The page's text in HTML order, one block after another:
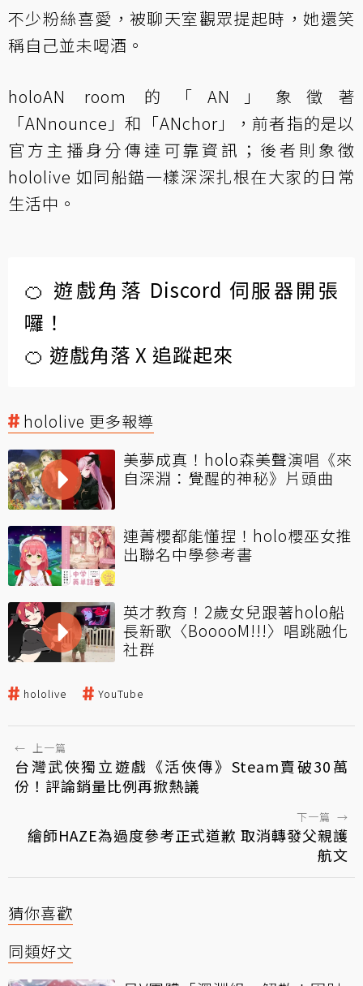
不少粉絲喜愛，被聊天室觀眾提起時，她還笑
稱自己並未喝酒。
holoAN room 的「AN」象徵著
「ANnounce」和「ANchor」，前者指的是以
官方主播身分傳達可靠資訊；後者則象徵
hololive 如同船錨一樣深深扎根在大家的日常
生活中。
🍊 遊戲角落 Discord 伺服器開張
囉！
🍊 遊戲角落 X 追蹤起來
hololive 更多報導
美夢成真！holo森美聲演唱《來
自深淵：覺醒的神秘》片頭曲
連菁櫻都能懂捏！holo櫻巫女推
出聯名中學參考書
英才教育！2歲女兒跟著holo船
長新歌〈BooooM!!!〉唱跳融化
社群
hololive YouTube
← 上一篇
台灣武俠獨立遊戲《活俠傳》Steam賣破30萬
份！評論銷量比例再掀熱議
下一篇 →
繪師HAZE為過度參考正式道歉 取消轉發父親護
航文
猜你喜歡
同類好文